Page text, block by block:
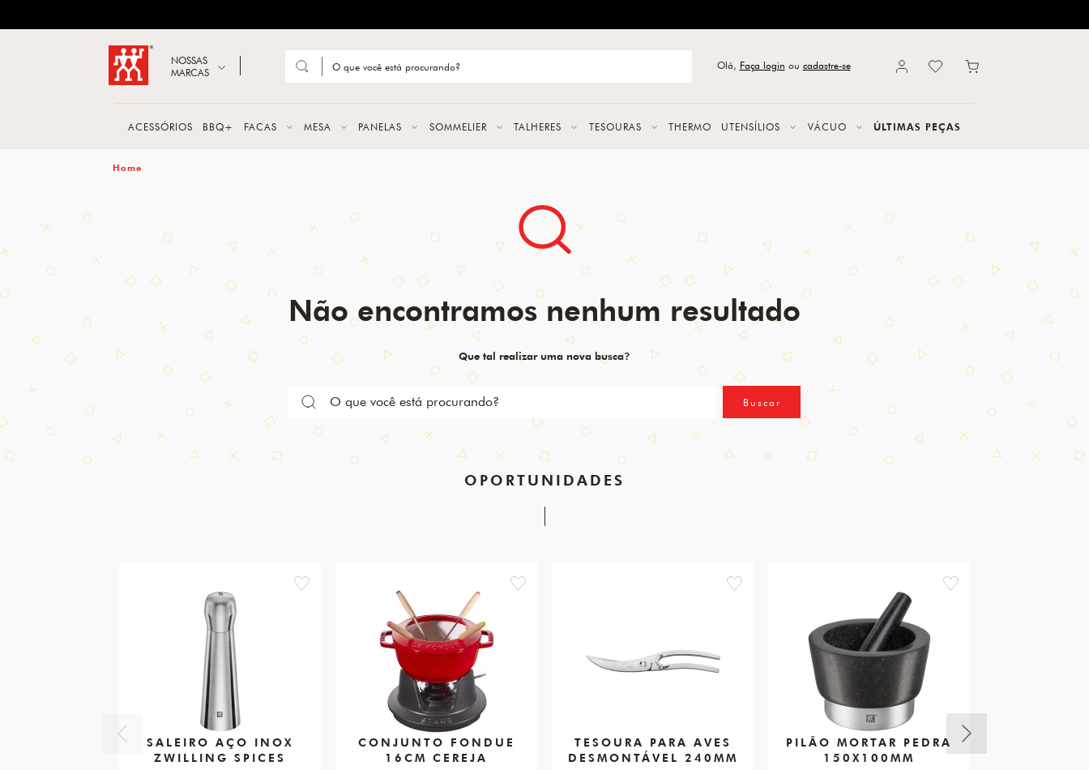
ZWILLING
NOSSAS
MARCAS
FACAS
PANELAS
TALHERES
Olá, Faça login ou cadastre-se
ACESSÓRIOS BBQ+ FACAS MESA PANELAS SOMMELIER TALHERES TESOURAS THERMO UTENSÍLIOS VÁCUO ÚLTIMAS PEÇAS
Não encontramos nenhum resultado
Que tal realizar uma nova busca?
Buscar
OPORTUNIDADES
favorite
SALEIRO AÇO INOX
ZWILLING SPICES
favorite
CONJUNTO FONDUE
16CM CEREJA
favorite
TESOURA PARA AVES
DESMONTÁVEL 240MM
favorite
PILÃO MORTAR PEDRA
150X100MM